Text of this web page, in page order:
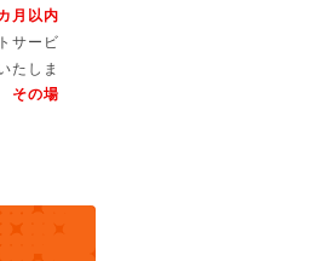
月以内
サービ
たしま
その場